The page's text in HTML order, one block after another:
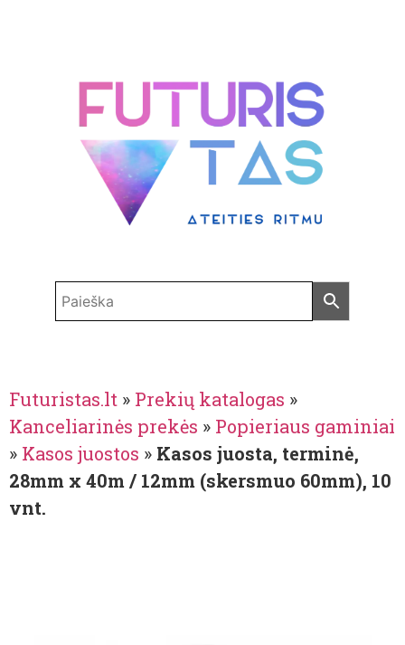
Futuristas.lt » Prekių katalogas »
Kanceliarinės prekės » Popieriaus gaminiai
» Kasos juostos » Kasos juosta, terminė,
28mm x 40m / 12mm (skersmuo 60mm), 10
vnt.